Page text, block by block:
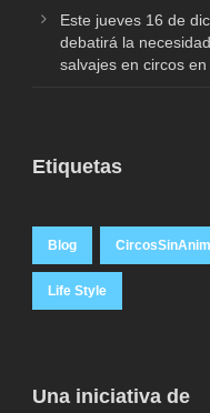
Este jueves 16 de
debatirá la
salvajes en circos en
Etiquetas
Blog
Life Style
Una iniciativa de